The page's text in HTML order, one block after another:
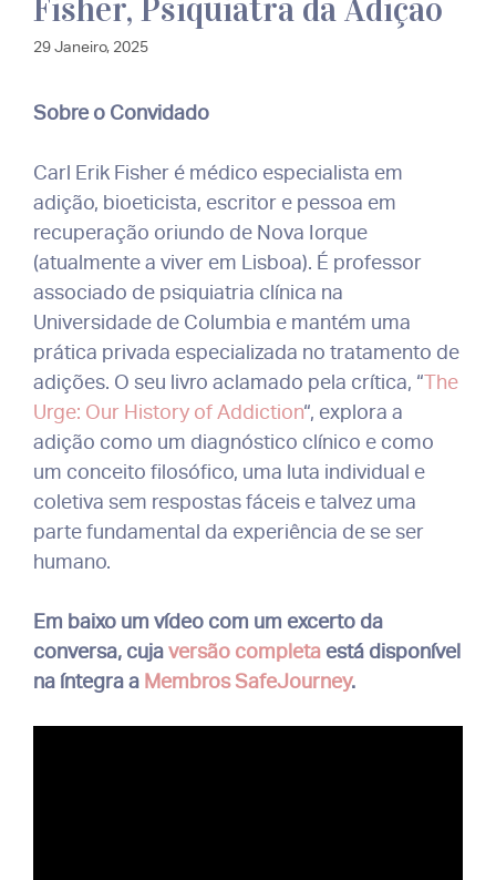
Fisher, Psiquiatra da Adição
29 Janeiro, 2025
Sobre o Convidado
Carl Erik Fisher é médico especialista em
adição, bioeticista, escritor e pessoa em
recuperação oriundo de Nova Iorque
(atualmente a viver em Lisboa). É professor
associado de psiquiatria clínica na
Universidade de Columbia e mantém uma
prática privada especializada no tratamento de
adições. O seu livro aclamado pela crítica, “The
Urge: Our History of Addiction“, explora a
adição como um diagnóstico clínico e como
um conceito filosófico, uma luta individual e
coletiva sem respostas fáceis e talvez uma
parte fundamental da experiência de se ser
humano.
Em baixo um vídeo com um excerto da
conversa, cujaversão completa está disponível
na íntegra a Membros SafeJourney.